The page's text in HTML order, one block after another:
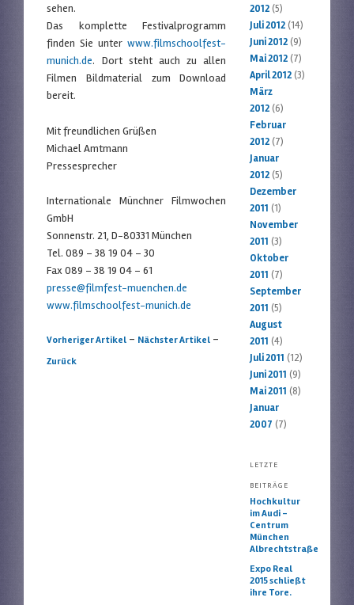
sehen.
Das komplette Festivalprogramm
finden Sie unterwww.filmschoolfest-
munich.de. Dort steht auch zu allen
Filmen Bildmaterial zum Download
bereit.
Mit freundlichen Grüßen
Michael Amtmann
Pressesprecher
Internationale Münchner Filmwochen
GmbH
Sonnenstr. 21, D-80331 München
Tel. 089 – 38 19 04 – 30
Fax 089 – 38 19 04 – 61
presse@filmfest-muenchen.de
www.filmschoolfest-munich.de
Artikelnavigation
Vorheriger Artikel - Nächster Artikel -
Zurück
2012(5)
Juli 2012(14)
Juni 2012(9)
Mai 2012(7)
April 2012(3)
März
2012(6)
Februar
2012(7)
Januar
2012(5)
Dezember
2011 (1)
November
2011 (3)
Oktober
2011 (7)
September
2011 (5)
August
2011 (4)
Juli 2011 (12)
Juni 2011 (9)
Mai 2011 (8)
Januar
2007 (7)
LETZTE
BEITRÄGE
Hochkultur
im Audi –
Centrum
München
Albrechtstraße
Expo Real
2015 schließt
ihre Tore.